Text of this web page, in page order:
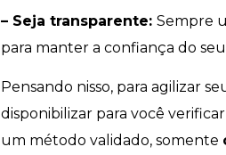
– Seja transparente: Sempre
para manter a confiança do
Pensando nisso, para agilizar
disponibilizar para você
um método validado, somente